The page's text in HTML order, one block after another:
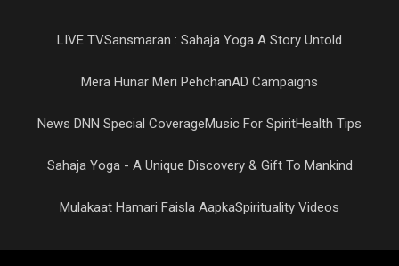
LIVE TVSansmaran : Sahaja Yoga A Story Untold
Mera Hunar Meri PehchanAD Campaigns
News DNN Special CoverageMusic For SpiritHealth Tips
Sahaja Yoga - A Unique Discovery & Gift To Mankind
Mulakaat Hamari Faisla AapkaSpirituality Videos